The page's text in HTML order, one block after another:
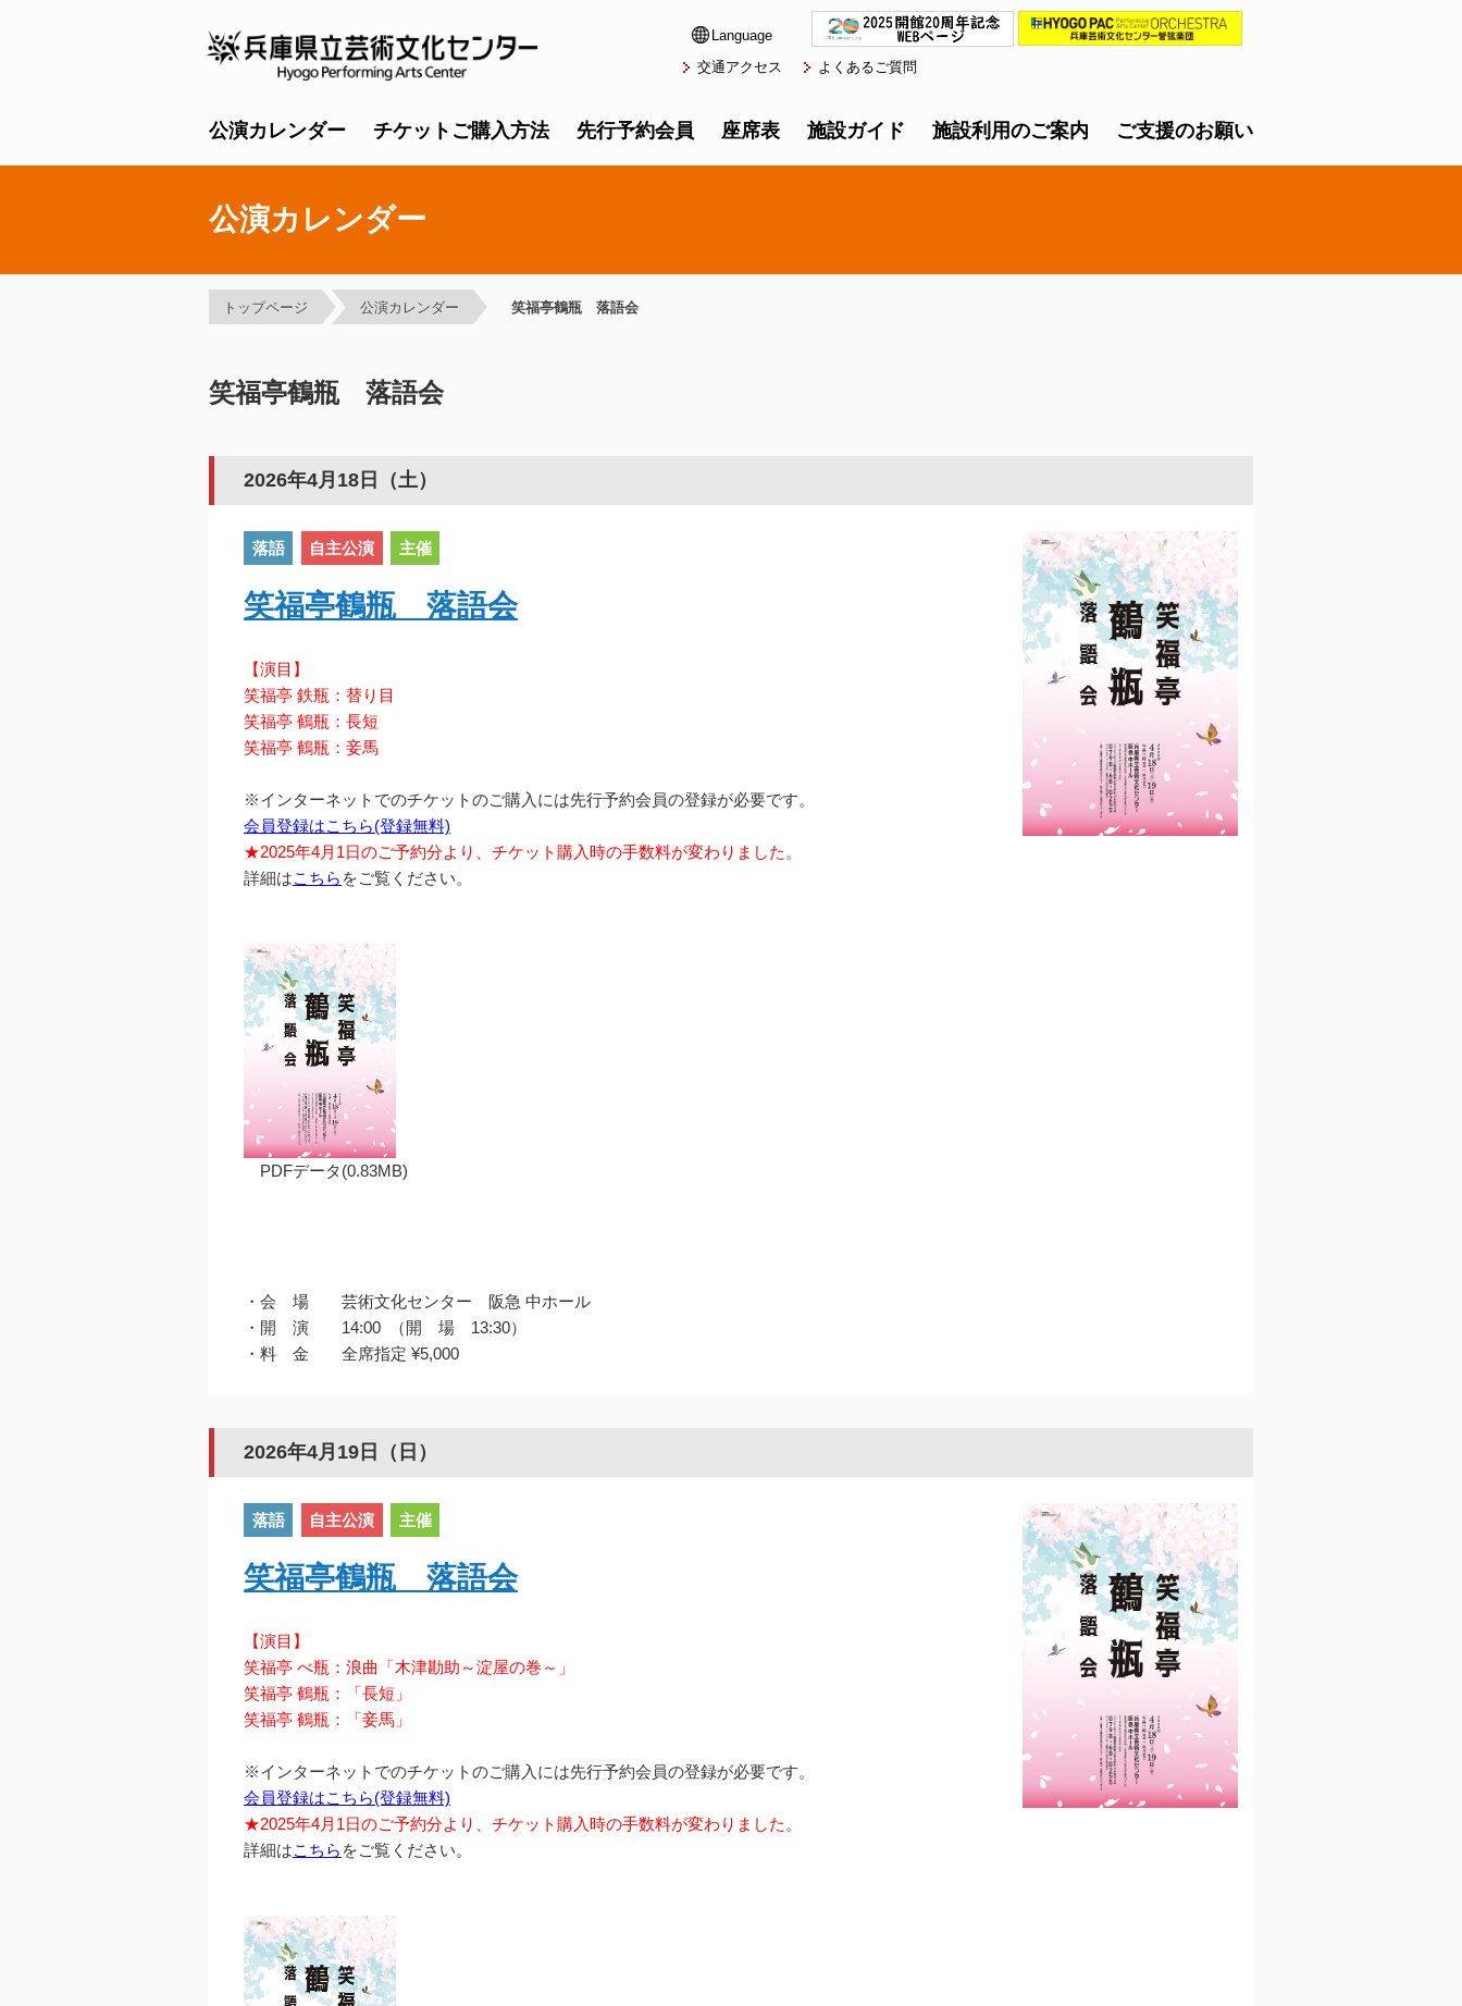
Language
交通アクセス
よくあるご質問
公演カレンダー チケットご購入方法 先行予約会員 座席表 施設ガイド 施設利用のご案内 ご支援のお願い
公演カレンダー
トップページ 公演カレンダー 笑福亭鶴瓶 落語会
笑福亭鶴瓶 落語会
2026年4月18日（土）
落語 自主公演 主催
笑福亭鶴瓶 落語会
【演目】
笑福亭 鉄瓶：替り目
笑福亭 鶴瓶：長短
笑福亭 鶴瓶：妾馬
※インターネットでのチケットのご購入には先行予約会員の登録が必要です。
会員登録はこちら(登録無料)
★2025年4月1日のご予約分より、チケット購入時の手数料が変わりました。
詳細はこちら をご覧ください。
PDFデータ(0.83MB)
・会 場 芸術文化センター 阪急 中ホール
・開 演 14:00 （開 場 13:30）
・料 金 全席指定 ¥5,000
2026年4月19日（日）
落語 自主公演 主催
笑福亭鶴瓶 落語会
【演目】
笑福亭 べ瓶：浪曲「木津勘助～淀屋の巻～」
笑福亭 鶴瓶：「長短」
笑福亭 鶴瓶：「妾馬」
※インターネットでのチケットのご購入には先行予約会員の登録が必要です。
会員登録はこちら(登録無料)
★2025年4月1日のご予約分より、チケット購入時の手数料が変わりました。
詳細はこちら をご覧ください。